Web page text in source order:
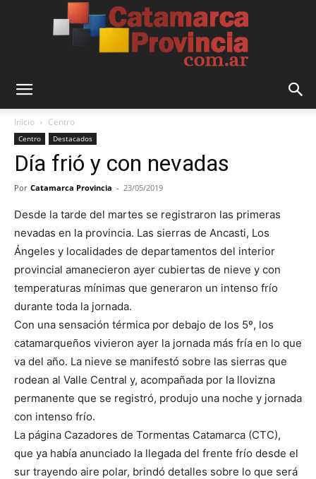
Provincia
Inicio Centro
Centro Destacados
Día frió y con nevadas
Por Catamarca Provincia - 23/05/2019
Desde la tarde del martes se registraron las primeras
nevadas en la provincia. Las sierras de Ancasti, Los
Ángeles y localidades de departamentos del interior
provincial amanecieron ayer cubiertas de nieve y con
temperaturas mínimas que generaron un intenso frío
durante toda la jornada.
Con una sensación térmica por debajo de los 5º, los
catamarqueños vivieron ayer la jornada más fría en lo que
va del año. La nieve se manifestó sobre las sierras que
rodean al Valle Central y, acompañada por la llovizna
permanente que se registró, produjo una noche y jornada
con intenso frío.
La página Cazadores de Tormentas Catamarca (CTC),
que ya había anunciado la llegada del frente frío desde el
sur trayendo aire polar, brindó detalles sobre lo que será